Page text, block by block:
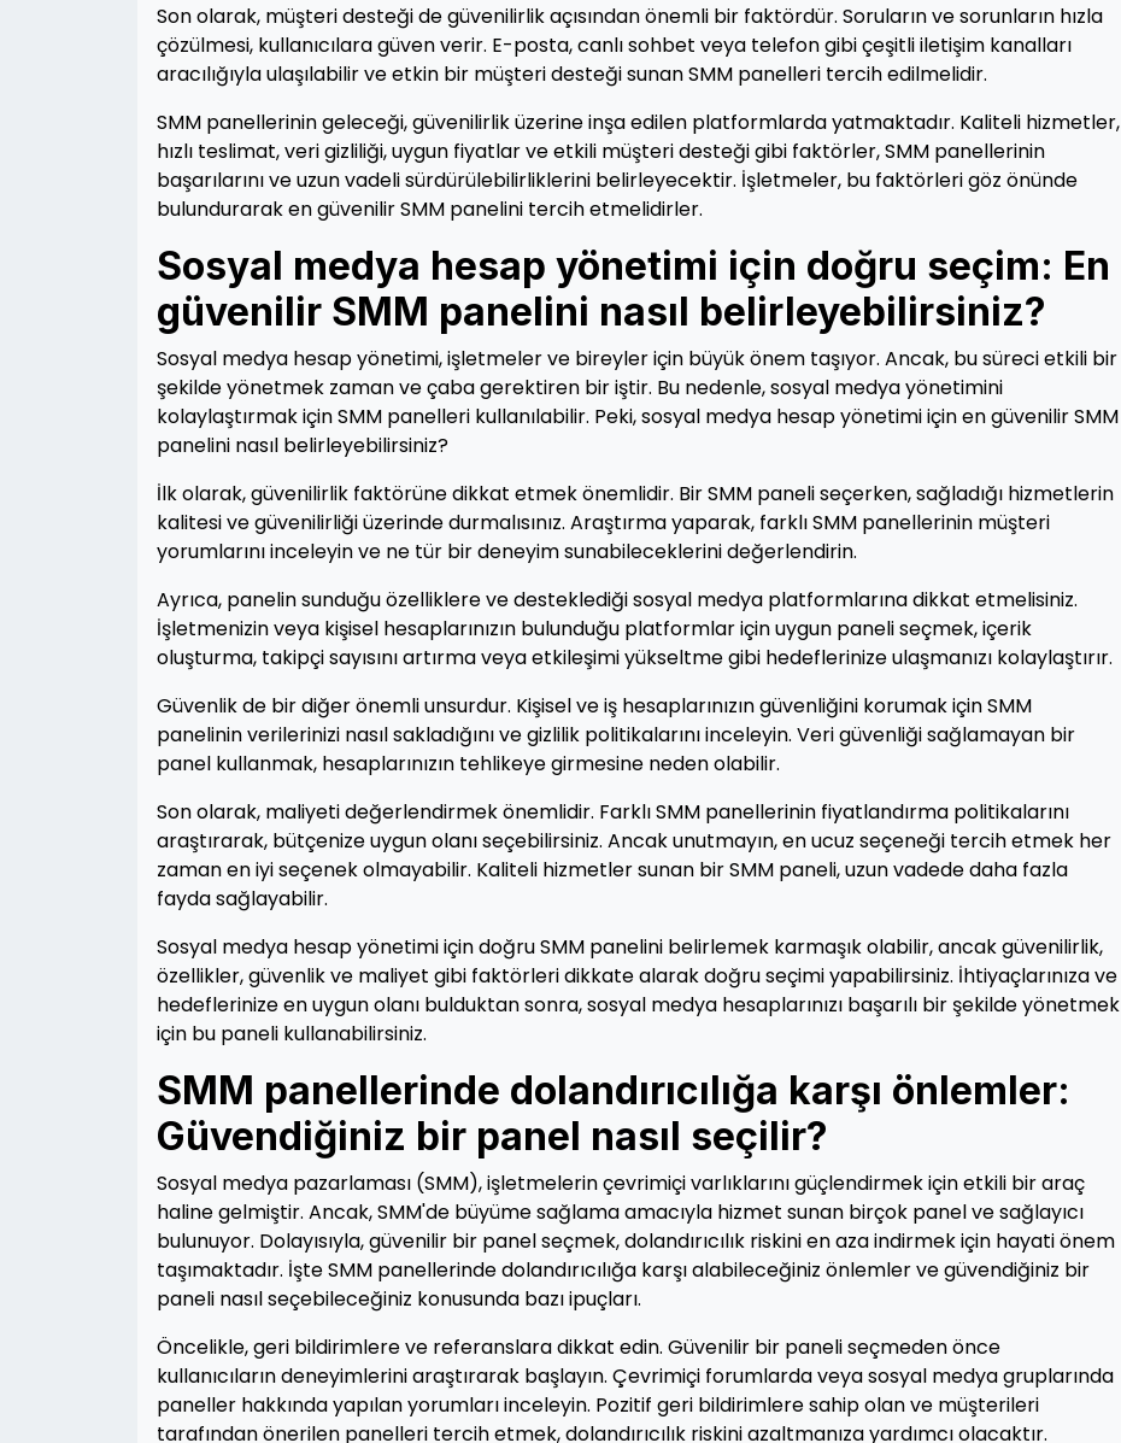
Son olarak, müşteri desteği de güvenilirlik açısından önemli bir faktördür. Soruların ve sorunların hızla
çözülmesi, kullanıcılara güven verir. E-posta, canlı sohbet veya telefon gibi çeşitli iletişim kanalları
aracılığıyla ulaşılabilir ve etkin bir müşteri desteği sunan SMM panelleri tercih edilmelidir.
SMM panellerinin geleceği, güvenilirlik üzerine inşa edilen platformlarda yatmaktadır. Kaliteli hizmetler,
hızlı teslimat, veri gizliliği, uygun fiyatlar ve etkili müşteri desteği gibi faktörler, SMM panellerinin
başarılarını ve uzun vadeli sürdürülebilirliklerini belirleyecektir. İşletmeler, bu faktörleri göz önünde
bulundurarak en güvenilir SMM panelini tercih etmelidirler.
Sosyal medya hesap yönetimi için doğru seçim: En
güvenilir SMM panelini nasıl belirleyebilirsiniz?
Sosyal medya hesap yönetimi, işletmeler ve bireyler için büyük önem taşıyor. Ancak, bu süreci etkili bir
şekilde yönetmek zaman ve çaba gerektiren bir iştir. Bu nedenle, sosyal medya yönetimini
kolaylaştırmak için SMM panelleri kullanılabilir. Peki, sosyal medya hesap yönetimi için en güvenilir SMM
panelini nasıl belirleyebilirsiniz?
İlk olarak, güvenilirlik faktörüne dikkat etmek önemlidir. Bir SMM paneli seçerken, sağladığı hizmetlerin
kalitesi ve güvenilirliği üzerinde durmalısınız. Araştırma yaparak, farklı SMM panellerinin müşteri
yorumlarını inceleyin ve ne tür bir deneyim sunabileceklerini değerlendirin.
Ayrıca, panelin sunduğu özelliklere ve desteklediği sosyal medya platformlarına dikkat etmelisiniz.
İşletmenizin veya kişisel hesaplarınızın bulunduğu platformlar için uygun paneli seçmek, içerik
oluşturma, takipçi sayısını artırma veya etkileşimi yükseltme gibi hedeflerinize ulaşmanızı kolaylaştırır.
Güvenlik de bir diğer önemli unsurdur. Kişisel ve iş hesaplarınızın güvenliğini korumak için SMM
panelinin verilerinizi nasıl sakladığını ve gizlilik politikalarını inceleyin. Veri güvenliği sağlamayan bir
panel kullanmak, hesaplarınızın tehlikeye girmesine neden olabilir.
Son olarak, maliyeti değerlendirmek önemlidir. Farklı SMM panellerinin fiyatlandırma politikalarını
araştırarak, bütçenize uygun olanı seçebilirsiniz. Ancak unutmayın, en ucuz seçeneği tercih etmek her
zaman en iyi seçenek olmayabilir. Kaliteli hizmetler sunan bir SMM paneli, uzun vadede daha fazla
fayda sağlayabilir.
Sosyal medya hesap yönetimi için doğru SMM panelini belirlemek karmaşık olabilir, ancak güvenilirlik,
özellikler, güvenlik ve maliyet gibi faktörleri dikkate alarak doğru seçimi yapabilirsiniz. İhtiyaçlarınıza ve
hedeflerinize en uygun olanı bulduktan sonra, sosyal medya hesaplarınızı başarılı bir şekilde yönetmek
için bu paneli kullanabilirsiniz.
SMM panellerinde dolandırıcılığa karşı önlemler:
Güvendiğiniz bir panel nasıl seçilir?
Sosyal medya pazarlaması (SMM), işletmelerin çevrimiçi varlıklarını güçlendirmek için etkili bir araç
haline gelmiştir. Ancak, SMM'de büyüme sağlama amacıyla hizmet sunan birçok panel ve sağlayıcı
bulunuyor. Dolayısıyla, güvenilir bir panel seçmek, dolandırıcılık riskini en aza indirmek için hayati önem
taşımaktadır. İşte SMM panellerinde dolandırıcılığa karşı alabileceğiniz önlemler ve güvendiğiniz bir
paneli nasıl seçebileceğiniz konusunda bazı ipuçları.
Öncelikle, geri bildirimlere ve referanslara dikkat edin. Güvenilir bir paneli seçmeden önce
kullanıcıların deneyimlerini araştırarak başlayın. Çevrimiçi forumlarda veya sosyal medya gruplarında
paneller hakkında yapılan yorumları inceleyin. Pozitif geri bildirimlere sahip olan ve müşterileri
tarafından önerilen panelleri tercih etmek, dolandırıcılık riskini azaltmanıza yardımcı olacaktır.